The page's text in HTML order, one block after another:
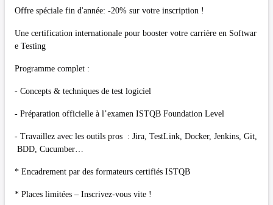
Offre spéciale fin d'année: -20% sur votre inscription !
Une certification internationale pour booster votre carrière en Softwar
e Testing
Programme complet :
- Concepts & techniques de test logiciel
- Préparation officielle à l’examen ISTQB Foundation Level
- Travaillez avec les outils pros : Jira, TestLink, Docker, Jenkins, Git,
BDD, Cucumber…
* Encadrement par des formateurs certifiés ISTQB
* Places limitées – Inscrivez-vous vite !